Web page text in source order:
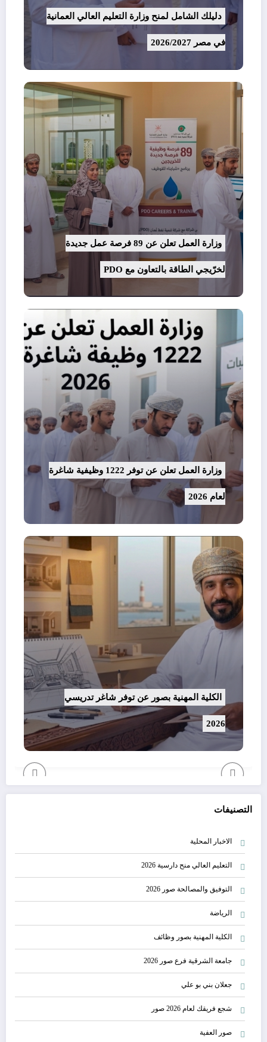
دليلك الشامل لمنح وزارة التعليم العالي العمانية
في مصر 2026/2027
وزارة العمل تعلن عن 89 فرصة عمل جديدة
لخرّيجي الطاقة بالتعاون مع PDO
وزارة العمل تعلن عن توفر 1222 وظيفية شاغرة
لعام 2026
الكلية المهنية بصور عن توفر شاغر تدريسي
2026
التصنيفات
الاخبار المحلية
التعليم العالي منح دارسية 2026
التوفيق والمصالحة صور 2026
الرياضة
الكلية المهنية بصور وظائف
جامعة الشرقية فرع صور 2026
جعلان بني بو علي
شجع فريقك لعام 2026 صور
صور العفية